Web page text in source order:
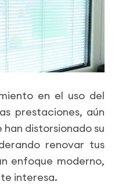
en el uso del
prestaciones, aún
distorsionado su
renovar tus
enfoque moderno,
interesa.